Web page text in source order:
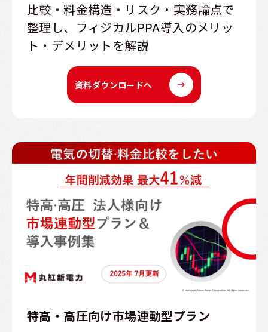
比較・料金構造・リスク・実務論点で
整理し、フィジカルPPA導入のメリッ
ト・デメリットを解説
資料ダウンロードへ
特高・高圧向け市場連動型プラン